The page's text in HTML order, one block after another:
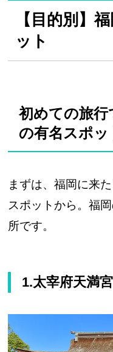
【目的別】
ット
初めての旅
の有名スポッ
まずは、福岡に来
スポットから。福
所です。
1.太宰府天満宮